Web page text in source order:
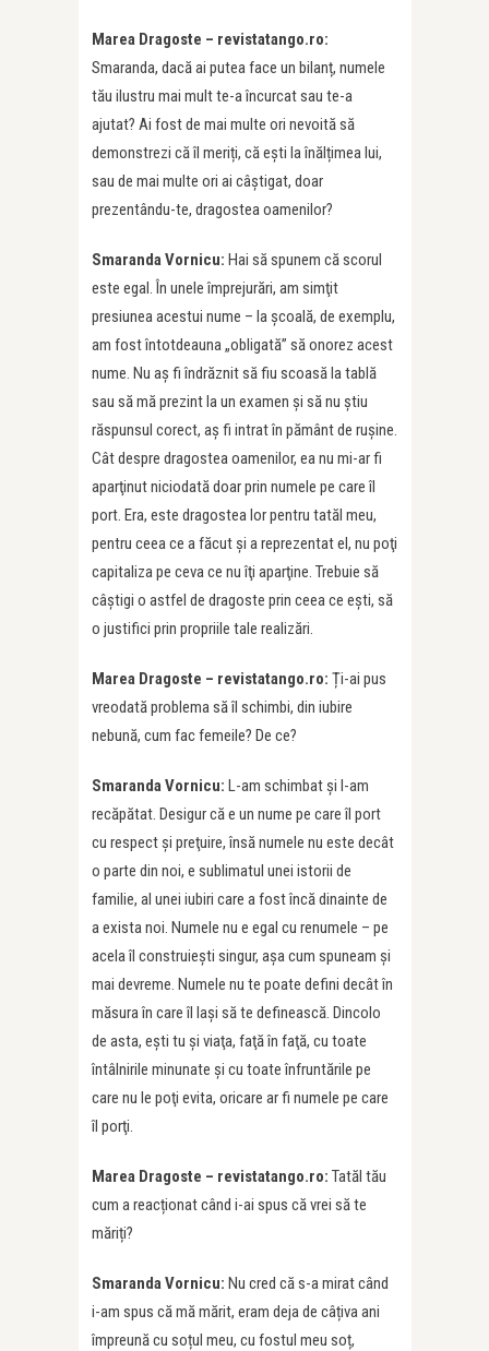
Marea Dragoste – revistatango.ro:
Smaranda, dacă ai putea face un bilanț, numele
tău ilustru mai mult te-a încurcat sau te-a
ajutat? Ai fost de mai multe ori nevoită să
demonstrezi că îl meriți, că ești la înălțimea lui,
sau de mai multe ori ai câștigat, doar
prezentându-te, dragostea oamenilor?
Smaranda Vornicu: Hai să spunem că scorul
este egal. În unele împrejurări, am simţit
presiunea acestui nume – la şcoală, de exemplu,
am fost întotdeauna „obligată” să onorez acest
nume. Nu aş fi îndrăznit să fiu scoasă la tablă
sau să mă prezint la un examen şi să nu ştiu
răspunsul corect, aş fi intrat în pământ de ruşine.
Cât despre dragostea oamenilor, ea nu mi-ar fi
aparţinut niciodată doar prin numele pe care îl
port. Era, este dragostea lor pentru tatăl meu,
pentru ceea ce a făcut şi a reprezentat el, nu poţi
capitaliza pe ceva ce nu îţi aparţine. Trebuie să
câştigi o astfel de dragoste prin ceea ce eşti, să
o justifici prin propriile tale realizări.
Marea Dragoste – revistatango.ro: Ți-ai pus
vreodată problema să îl schimbi, din iubire
nebună, cum fac femeile? De ce?
Smaranda Vornicu: L-am schimbat şi l-am
recăpătat. Desigur că e un nume pe care îl port
cu respect şi preţuire, însă numele nu este decât
o parte din noi, e sublimatul unei istorii de
familie, al unei iubiri care a fost încă dinainte de
a exista noi. Numele nu e egal cu renumele – pe
acela îl construieşti singur, aşa cum spuneam şi
mai devreme. Numele nu te poate defini decât în
măsura în care îl laşi să te definească. Dincolo
de asta, eşti tu şi viaţa, faţă în faţă, cu toate
întâlnirile minunate şi cu toate înfruntările pe
care nu le poţi evita, oricare ar fi numele pe care
îl porţi.
Marea Dragoste – revistatango.ro: Tatăl tău
cum a reacționat când i-ai spus că vrei să te
măriți?
Smaranda Vornicu: Nu cred că s-a mirat când
i-am spus că mă mărit, eram deja de câțiva ani
împreună cu soțul meu, cu fostul meu soț,